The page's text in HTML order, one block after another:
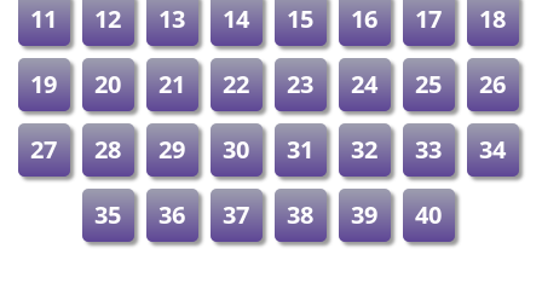
11
12 13 14 15 16 17
18
19
20 21 22 23 24 25
26
27
28 29 30 31 32 33
34
35
36 37 38 39 40